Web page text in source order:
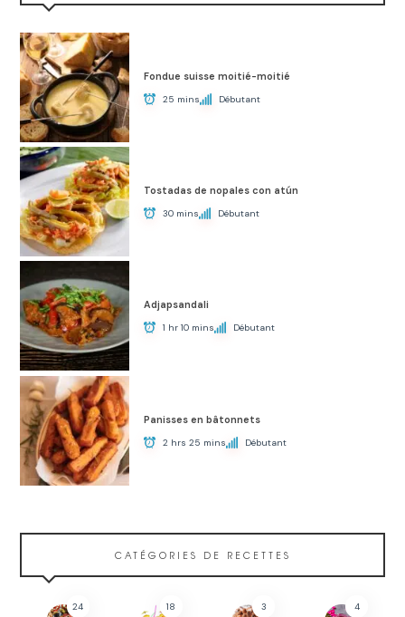
Fondue suisse moitié-moitié
25 mins Débutant
Tostadas de nopales con atún
30 mins Débutant
Adjapsandali
1 hr 10 mins Débutant
Panisses en bâtonnets
2 hrs 25 mins Débutant
CATÉGORIES DE RECETTES
24 18 3 4